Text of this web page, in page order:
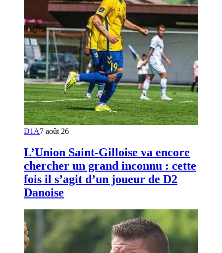
D1A7 août 26
L’Union Saint-Gilloise va encore
chercher un grand inconnu : cette
fois il s’agit d’un joueur de D2
Danoise